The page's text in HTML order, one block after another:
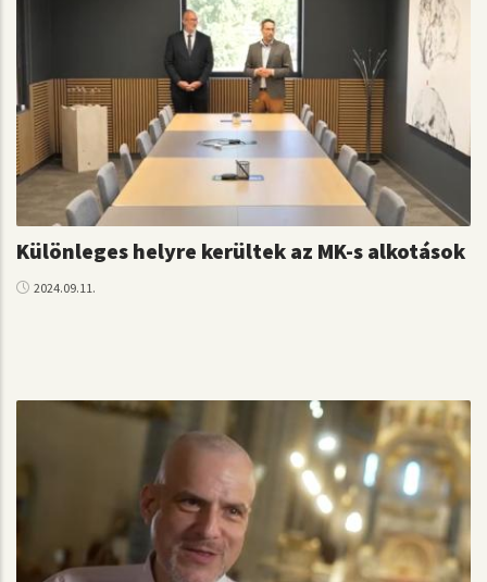
Különleges helyre kerültek az MK-s alkotások
2024.09.11.